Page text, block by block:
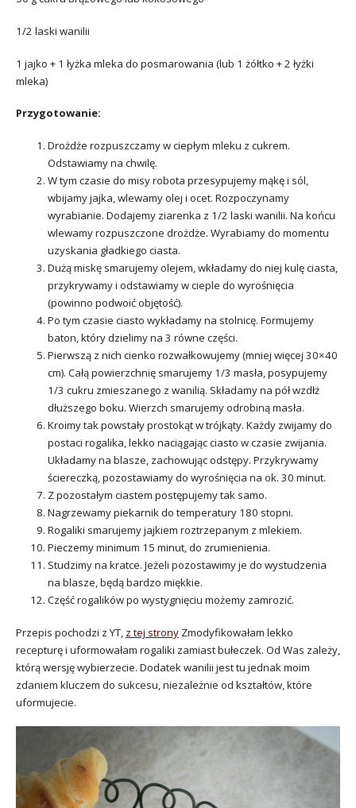
1/2 laski wanilii
1 jajko + 1 łyżka mleka do posmarowania (lub 1 żółtko + 2 łyżki
mleka)
Przygotowanie:
Drożdże rozpuszczamy w ciepłym mleku z cukrem.
Odstawiamy na chwilę.
W tym czasie do misy robota przesypujemy mąkę i sól,
wbijamy jajka, wlewamy olej i ocet. Rozpoczynamy
wyrabianie. Dodajemy ziarenka z 1/2 laski wanilii. Na końcu
wlewamy rozpuszczone drożdże. Wyrabiamy do momentu
uzyskania gładkiego ciasta.
Dużą miskę smarujemy olejem, wkładamy do niej kulę ciasta,
przykrywamy i odstawiamy w cieple do wyrośnięcia
(powinno podwoić objętość).
Po tym czasie ciasto wykładamy na stolnicę. Formujemy
baton, który dzielimy na 3 równe części.
Pierwszą z nich cienko rozwałkowujemy (mniej więcej 30×40
cm). Całą powierzchnię smarujemy 1/3 masła, posypujemy
1/3 cukru zmieszanego z wanilią. Składamy na pół wzdłż
dłuższego boku. Wierzch smarujemy odrobiną masła.
Kroimy tak powstały prostokąt w trójkąty. Każdy zwijamy do
postaci rogalika, lekko naciągając ciasto w czasie zwijania.
Układamy na blasze, zachowując odstępy. Przykrywamy
ściereczką, pozostawiamy do wyrośnięcia na ok. 30 minut.
Z pozostałym ciastem postępujemy tak samo.
Nagrzewamy piekarnik do temperatury 180 stopni.
Rogaliki smarujemy jajkiem roztrzepanym z mlekiem.
Pieczemy minimum 15 minut, do zrumienienia.
Studzimy na kratce. Jeżeli pozostawimy je do wystudzenia
na blasze, będą bardzo miękkie.
Część rogalików po wystygnięciu możemy zamrozić.
Przepis pochodzi z YT, z tej strony Zmodyfikowałam lekko
recepturę i uformowałam rogaliki zamiast bułeczek. Od Was zależy,
którą wersję wybierzecie. Dodatek wanilii jest tu jednak moim
zdaniem kluczem do sukcesu, niezależnie od kształtów, które
uformujecie.